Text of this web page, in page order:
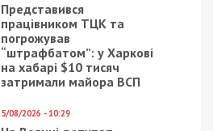
Представився
працівником ТЦК та
погрожував
“штрафбатом”: у Харкові
на хабарі $10 тисяч
затримали майора ВСП
5/08/2026 - 10:29